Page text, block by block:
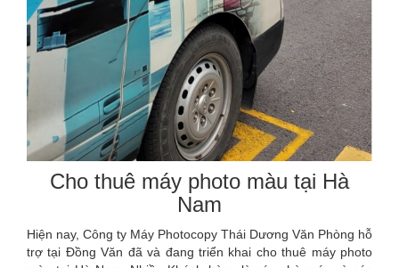
Cho thuê máy photo màu tại Hà
Nam
Hiện nay, Công ty Máy Photocopy Thái Dương Văn Phòng hỗ
trợ tại Đồng Văn đã và đang triển khai cho thuê máy photo